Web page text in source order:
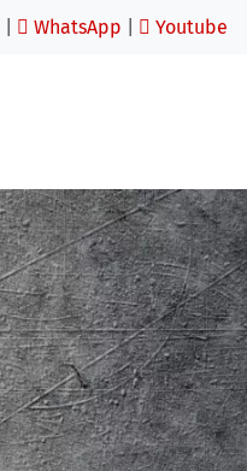
WhatsApp Youtube